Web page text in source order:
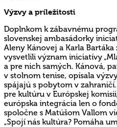
Výzvy a príležitosti
Doplnkom k zábavnému
slovenskej ambasádorky
Aleny Kánovej a Karla Bartáka
vysvetlili význam iniciatívy
a pre nich samých. Kánová,
v stolnom tenise, opísala
spájajú s pobytom v
pre kultúru v Európskej komisii
európska integrácia len o
spoločne s Matúšom Vallom
„Spojí nás kultúra? Pomáha